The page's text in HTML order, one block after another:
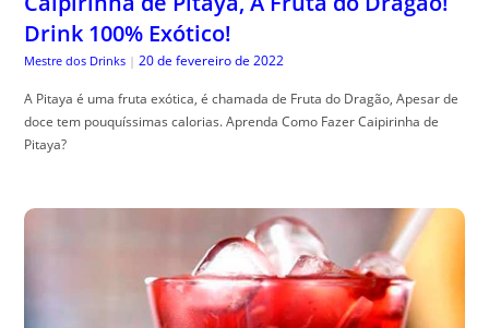
Drink 100% Exótico!
Mestre dos Drinks | 20 de fevereiro de 2022
A Pitaya é uma fruta exótica, é chamada de Fruta do Dragão, Apesar de
doce tem pouquíssimas calorias. Aprenda Como Fazer Caipirinha de
Pitaya?